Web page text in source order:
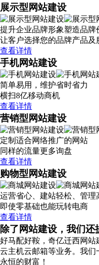
展示型网站建设
提升企业品牌形象塑造品牌
让客户选择您的品牌产品及
查看详情
手机网站建设
简单易用，维护省时省力
横扫8亿移动商机
查看详情
营销型网站建设
定制适合网络推广的网站
同样的流量更多询盘
查看详情
购物型网站建设
运营省心、建站轻松、管理
即使零基础也能玩转电商
查看详情
除了网站建设，我们
好马配好鞍，奇亿迁西网站
云主机云邮箱等业务。我
永恒的财富！